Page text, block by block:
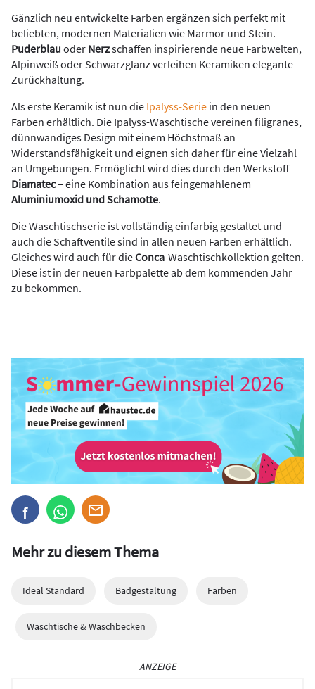
Gänzlich neu entwickelte Farben ergänzen sich perfekt mit
beliebten, modernen Materialien wie Marmor und Stein.
Puderblau oder Nerzschaffen inspirierende neue Farbwelten,
Alpinweiß oder Schwarzglanz verleihen Keramiken elegante
Zurückhaltung.
Als erste Keramik ist nun die Ipalyss-Serie in den neuen
Farben erhältlich. Die Ipalyss-Waschtische vereinen filigranes,
dünnwandiges Design mit einem Höchstmaß an
Widerstandsfähigkeit und eignen sich daher für eine Vielzahl
an Umgebungen. Ermöglicht wird dies durch den Werkstoff
Diamatec– eine Kombination aus feingemahlenem
Aluminiumoxid und Schamotte.
Die Waschtischserie ist vollständig einfarbig gestaltet und
auch die Schaftventile sind in allen neuen Farben erhältlich.
Gleiches wird auch für dieConca-Waschtischkollektion gelten.
Diese ist in der neuen Farbpalette ab dem kommenden Jahr
zu bekommen.
Mehr zu diesem Thema
Ideal Standard Badgestaltung Farben
Waschtische & Waschbecken
ANZEIGE